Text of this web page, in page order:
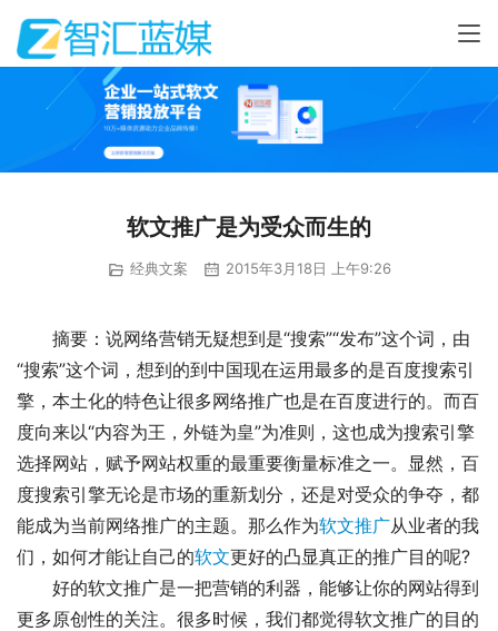
软文推广是为受众而生的
经典文案 2015年3月18日 上午9:26
摘要：说网络营销无疑想到是“搜索”“发布”这个词，由
“搜索”这个词，想到的到中国现在运用最多的是百度搜索引
擎，本土化的特色让很多网络推广也是在百度进行的。而百
度向来以“内容为王，外链为皇”为准则，这也成为搜索引擎
选择网站，赋予网站权重的最重要衡量标准之一。显然，百
度搜索引擎无论是市场的重新划分，还是对受众的争夺，都
能成为当前网络推广的主题。那么作为软文推广从业者的我
们，如何才能让自己的软文更好的凸显真正的推广目的呢?
好的软文推广是一把营销的利器，能够让你的网站得到
更多原创性的关注。很多时候，我们都觉得软文推广的目的